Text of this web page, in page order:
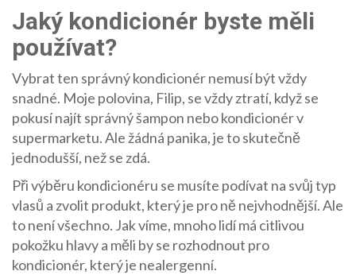
Jaký kondicionér byste měli
používat?
Vybrat ten správný kondicionér nemusí být vždy
snadné. Moje polovina, Filip, se vždy ztratí, když se
pokusí najít správný šampon nebo kondicionér v
supermarketu. Ale žádná panika, je to skutečně
jednodušší, než se zdá.
Při výběru kondicionéru se musíte podívat na svůj typ
vlasů a zvolit produkt, který je pro ně nejvhodnější. Ale
to není všechno. Jak víme, mnoho lidí má citlivou
pokožku hlavy a měli by se rozhodnout pro
kondicionér, který je nealergenní.